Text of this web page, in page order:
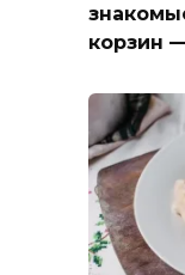
корзин